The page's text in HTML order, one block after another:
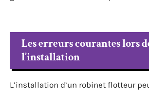
Les erreurs courantes lors
l’installation
L’installation d’un robinet flotteur